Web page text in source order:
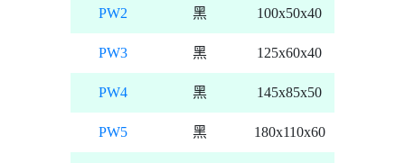
PW2 黑 100x50x40
PW3 黑 125x60x40
PW4 黑 145x85x50
PW5 黑 180x110x60